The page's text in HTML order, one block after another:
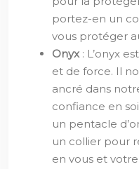
portez-en un
vous protéger
Onyx : L’onyx
et de force. Il
ancré dans
confiance en
un pentacle
un collier pour
en vous et